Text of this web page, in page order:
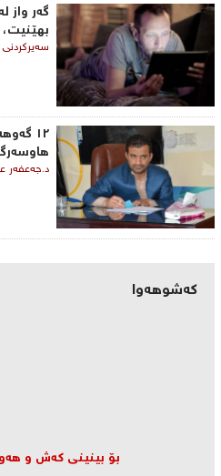
گه‌ر
بهێنیت،
١٢
د.جەعفەر
کەشوهەوا
بۆ بینینی كه‌ش و